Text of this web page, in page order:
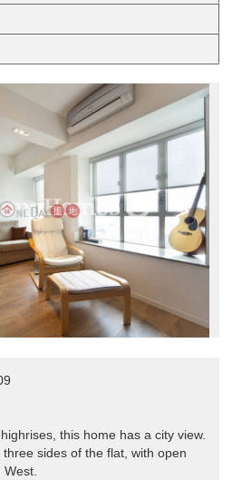
>
this home has a city view.
sides of the flat, with open
West.